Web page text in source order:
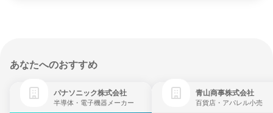
あなたへのおすすめ
パナソニック株式会社
半導体・電子機器メーカー
青山商事株式会社
百貨店・アパレル小売